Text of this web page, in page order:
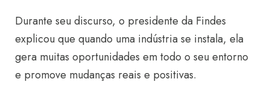
Durante seu discurso, o presidente da Findes
explicou que quando uma indústria se instala, ela
gera muitas oportunidades em todo o seu entorno
e promove mudanças reais e positivas.